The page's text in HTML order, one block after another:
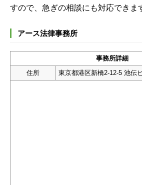
すので、急ぎの相談にも対応できま
アース法律事務所
事務所詳細
住所
東京都港区新橋2-12-5 池伝